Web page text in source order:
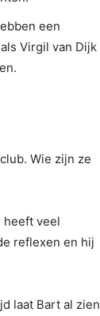
een
Virgil van Dijk
Wie zijn ze
heeft veel
reflexen en hij
laat Bart al zien